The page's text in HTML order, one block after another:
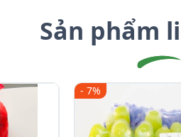
Sản phẩm
- 7%